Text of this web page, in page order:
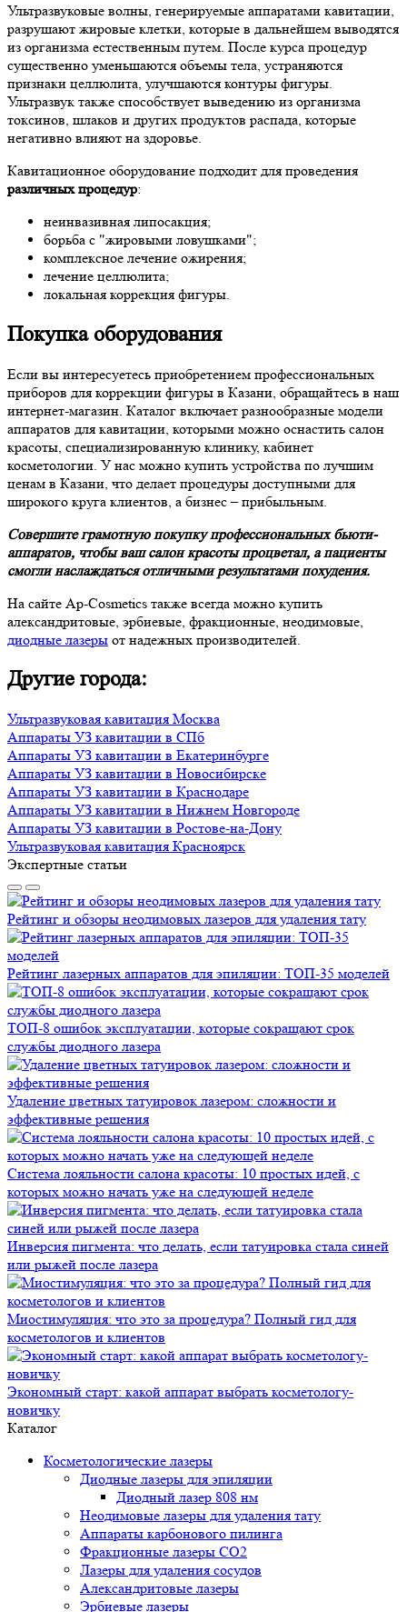
Ультразвуковые волны, генерируемые аппаратами кавитации,
разрушают жировые клетки, которые в дальнейшем выводятся
из организма естественным путем. После курса процедур
существенно уменьшаются объемы тела, устраняются
признаки целлюлита, улучшаются контуры фигуры.
Ультразвук также способствует выведению из организма
токсинов, шлаков и других продуктов распада, которые
негативно влияют на здоровье.
Кавитационное оборудование подходит для проведения
различных процедур:
неинвазивная липосакция;
борьба с "жировыми ловушками";
комплексное лечение ожирения;
лечение целлюлита;
локальная коррекция фигуры.
Покупка оборудования
Если вы интересуетесь приобретением профессиональных
приборов для коррекции фигуры в Казани, обращайтесь в наш
интернет-магазин. Каталог включает разнообразные модели
аппаратов для кавитации, которыми можно оснастить салон
красоты, специализированную клинику, кабинет
косметологии. У нас можно купить устройства по лучшим
ценам в Казани, что делает процедуры доступными для
широкого круга клиентов, а бизнес – прибыльным.
Совершите грамотную покупку профессиональных бьюти-
аппаратов, чтобы ваш салон красоты процветал, а пациенты
смогли наслаждаться отличными результатами похудения.
На сайте Ap-Cosmetics также всегда можно купить
александритовые, эрбиевые, фракционные, неодимовые,
диодные лазеры от надежных производителей.
Другие города:
Ультразвуковая кавитация Москва
Аппараты УЗ кавитации в СПб
Аппараты УЗ кавитации в Екатеринбурге
Аппараты УЗ кавитации в Новосибирске
Аппараты УЗ кавитации в Краснодаре
Аппараты УЗ кавитации в Нижнем Новгороде
Аппараты УЗ кавитации в Ростове-на-Дону
Ультразвуковая кавитация Красноярск
Экспертные статьи
Рейтинг и обзоры неодимовых лазеров для удаления тату
Рейтинг лазерных аппаратов для эпиляции: ТОП-35 моделей
ТОП-8 ошибок эксплуатации, которые сокращают срок
службы диодного лазера
Удаление цветных татуировок лазером: сложности и
эффективные решения
Система лояльности салона красоты: 10 простых идей, с
которых можно начать уже на следующей неделе
Инверсия пигмента: что делать, если татуировка стала синей
или рыжей после лазера
Миостимуляция: что это за процедура? Полный гид для
косметологов и клиентов
Экономный старт: какой аппарат выбрать косметологу-
новичку
Каталог
Косметологические лазеры
Диодные лазеры для эпиляции
Диодный лазер 808 нм
Неодимовые лазеры для удаления тату
Аппараты карбонового пилинга
Фракционные лазеры CO2
Лазеры для удаления сосудов
Александритовые лазеры
Эрбиевые лазеры